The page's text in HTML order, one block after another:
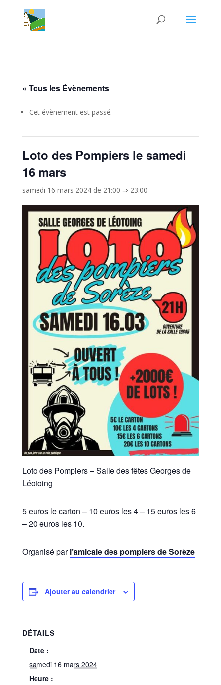
« Tous les Évènements
Cet évènement est passé.
Loto des Pompiers le samedi
16 mars
samedi 16 mars 2024 de 21:00 ⇒ 23:00
Loto des Pompiers – Salle des fêtes Georges de
Léotoing
5 euros le carton – 10 euros les 4 – 15 euros les 6
– 20 euros les 10.
Organisé parl’amicale des pompiers de Sorèze
Ajouter au calendrier
DÉTAILS
Date :
samedi 16 mars 2024
Heure :